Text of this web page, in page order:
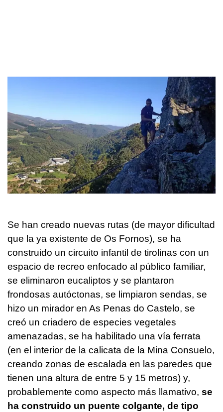
Se han creado nuevas rutas (de mayor dificultad
que la ya existente de Os Fornos), se ha
construido un circuito infantil de tirolinas con un
espacio de recreo enfocado al público familiar,
se eliminaron eucaliptos y se plantaron
frondosas autóctonas, se limpiaron sendas, se
hizo un mirador en As Penas do Castelo, se
creó un criadero de especies vegetales
amenazadas, se ha habilitado una vía ferrata
(en el interior de la calicata de la Mina Consuelo,
creando zonas de escalada en las paredes que
tienen una altura de entre 5 y 15 metros) y,
probablemente como aspecto más llamativo, se
ha construido un puente colgante, de tipo